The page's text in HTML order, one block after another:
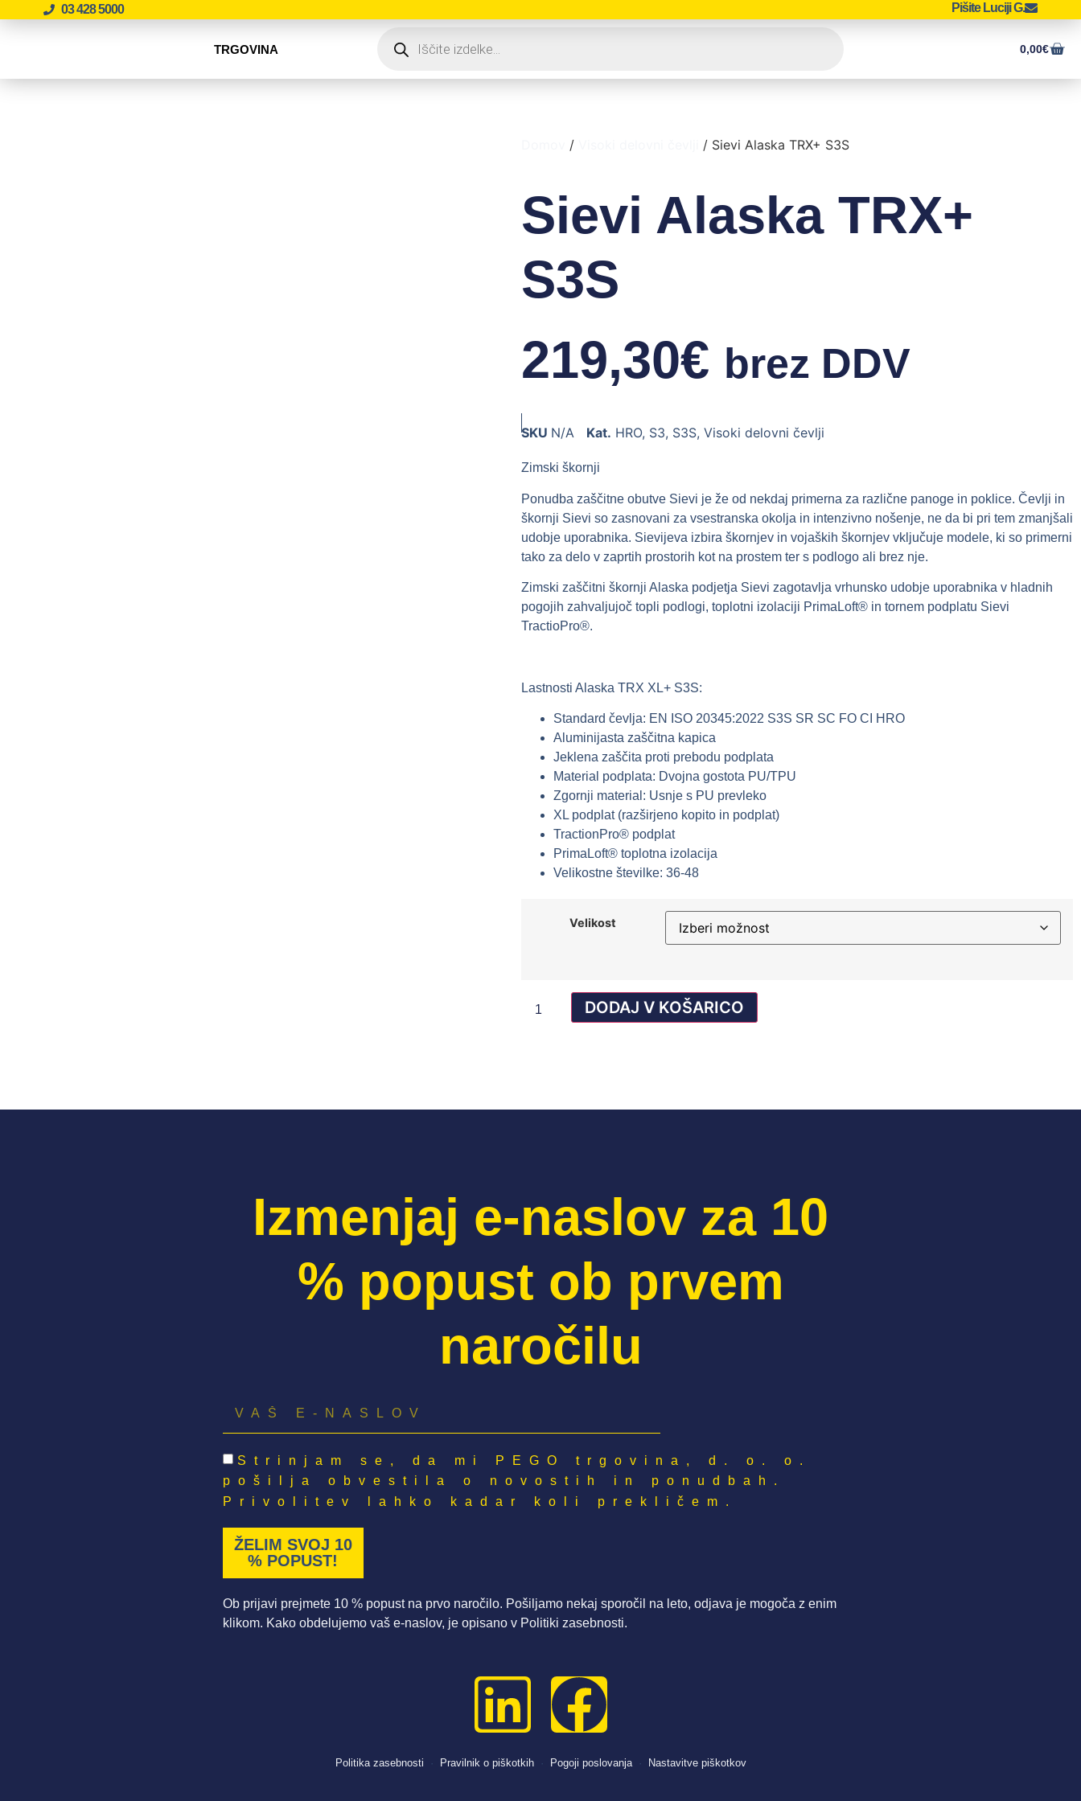
03 428 5000 Pišite Luciji G.
TRGOVINA 0,00€
/ / Sievi Alaska TRX+ S3S
Sievi Alaska TRX+
S3S
219,30€ brez DDV
SKU N/A Kat. HRO, S3, S3S, Visoki delovni čevlji
Zimski škornji
Ponudba zaščitne obutve Sievi je že od nekdaj primerna za različne panoge in poklice. Čevlji in
škornji Sievi so zasnovani za vsestranska okolja in intenzivno nošenje, ne da bi pri tem zmanjšali
udobje uporabnika. Sievijeva izbira škornjev in vojaških škornjev vključuje modele, ki so primerni
tako za delo v zaprtih prostorih kot na prostem ter s podlogo ali brez nje.
Zimski zaščitni škornji Alaska podjetja Sievi zagotavlja vrhunsko udobje uporabnika v hladnih
pogojih zahvaljujoč topli podlogi, toplotni izolaciji PrimaLoft® in tornem podplatu Sievi
TractioPro®.
Lastnosti Alaska TRX XL+ S3S:
Standard čevlja: EN ISO 20345:2022 S3S SR SC FO CI HRO
Aluminijasta zaščitna kapica
Jeklena zaščita proti prebodu podplata
Material podplata: Dvojna gostota PU/TPU
Zgornji material: Usnje s PU prevleko
XL podplat (razširjeno kopito in podplat)
TractionPro® podplat
PrimaLoft® toplotna izolacija
Velikostne številke: 36-48
Velikost
DODAJ V KOŠARICO
Izmenjaj e-naslov za 10
% popust ob prvem
naročilu
Strinjam se, da mi PEGO trgovina, d. o. o.
pošilja obvestila o novostih in ponudbah.
Privolitev lahko kadar koli prekličem.
ŽELIM SVOJ 10
% POPUST!
Ob prijavi prejmete 10 % popust na prvo naročilo. Pošiljamo nekaj sporočil na leto, odjava je mogoča z enim
klikom. Kako obdelujemo vaš e-naslov, je opisano v Politiki zasebnosti.
Politika zasebnosti · Pravilnik o piškotkih· Pogoji poslovanja· Nastavitve piškotkov